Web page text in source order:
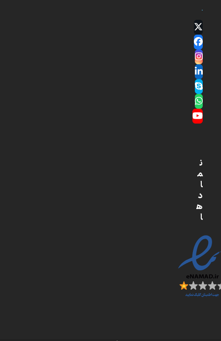
Twitter
(deprecated)
Facebook
Instagram
LinkedIn
Skype
Whatsapp
YouTube
ن
م
ا
د
ه
ا